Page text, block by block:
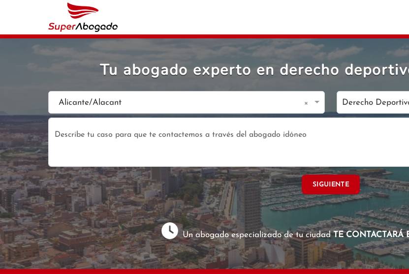
Tu abogado experto en derecho
Alicante/Alacant × Derecho
SIGUIENTE
Un abogado especializado de tu ciudadTE CONTACTARÁ